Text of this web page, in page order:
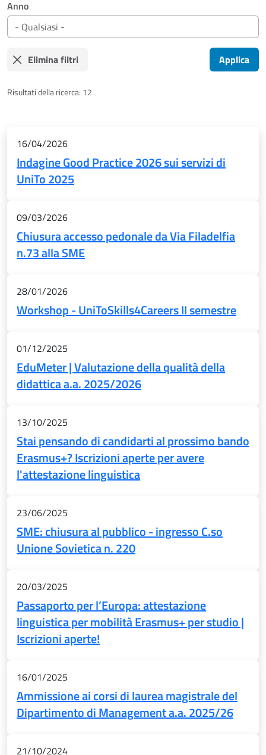
Anno
Applica
Elimina filtri
Risultati della ricerca: 12
Risultati
16/04/2026
Indagine Good Practice 2026 sui servizi di
UniTo 2025
09/03/2026
Chiusura accesso pedonale da Via Filadelfia
n.73 alla SME
28/01/2026
Workshop - UniToSkills4Careers II semestre
01/12/2025
EduMeter | Valutazione della qualità della
didattica a.a. 2025/2026
13/10/2025
Stai pensando di candidarti al prossimo bando
Erasmus+? Iscrizioni aperte per avere
l'attestazione linguistica
23/06/2025
SME: chiusura al pubblico - ingresso C.so
Unione Sovietica n. 220
20/03/2025
Passaporto per l’Europa: attestazione
linguistica per mobilità Erasmus+ per studio |
Iscrizioni aperte!
16/01/2025
Ammissione ai corsi di laurea magistrale del
Dipartimento di Management a.a. 2025/26
21/10/2024